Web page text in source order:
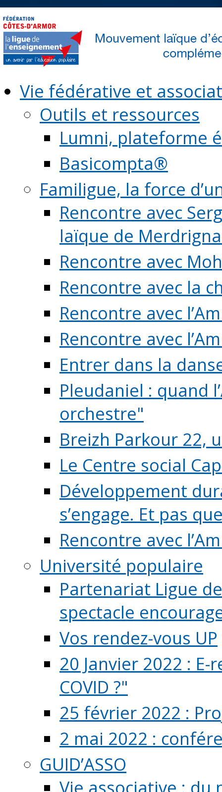
Vie fédérative et
Outils et ressources
Lumni, plateforme
Basicompta®
Familigue, la force
Rencontre avec
laïque de
Rencontre avec
Rencontre avec la
Rencontre avec
Rencontre avec
Entrer dans la
Pleudaniel : quand
orchestre"
Breizh Parkour 22,
Le Centre social
Développement
s’engage. Et pas
Rencontre avec
Université populaire
Partenariat Ligue
spectacle
Vos rendez-vous UP
20 Janvier 2022 :
COVID ?"
25 février 2022 :
2 mai 2022 :
GUID’ASSO
Vie associative : du